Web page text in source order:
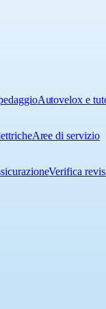
Autovelox e
Aree di servizio
Verifica